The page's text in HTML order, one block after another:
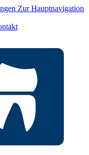
Zur Hauptnavigation